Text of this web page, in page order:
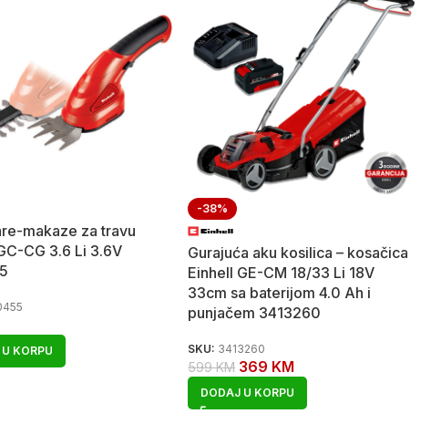
makaze za travu
CG 3.6 Li 3.6V
KORPU
-38%
Gurajuća aku kosilica – kosačica
Einhell GE-CM 18/33 Li 18V
33cm sa baterijom 4.0 Ah i
punjačem 3413260
SKU: 3413260
599KM 369 KM
DODAJ U KORPU